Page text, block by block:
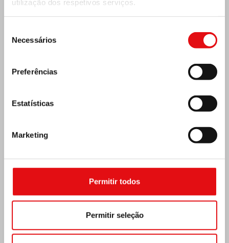
utilização dos respetivos serviços.
Necessários
Preferências
Estatísticas
Marketing
Permitir todos
Permitir seleção
REPÚBLICA CENTRO-AFRICANA: 6.º